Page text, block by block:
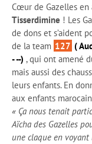
Cœur de Gazelles
Tisserdimine ! Les
de dons et s’aident
de la team 127 (
- --) , qui ont amené
mais aussi des
leurs enfants. En
aux enfants
« Ça nous tenait
Aïcha des Gazelles
une claque en